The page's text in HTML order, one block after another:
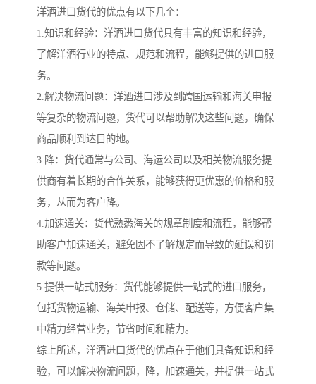
洋酒进口货代的优点有以下几个：
1.知识和经验：洋酒进口货代具有丰富的知识和经验，
了解洋酒行业的特点、规范和流程，能够提供的进口服
务。
2.解决物流问题：洋酒进口涉及到跨国运输和海关申报
等复杂的物流问题，货代可以帮助解决这些问题，确保
商品顺利到达目的地。
3.降：货代通常与公司、海运公司以及相关物流服务提
供商有着长期的合作关系，能够获得更优惠的价格和服
务，从而为客户降。
4.加速通关：货代熟悉海关的规章制度和流程，能够帮
助客户加速通关，避免因不了解规定而导致的延误和罚
款等问题。
5.提供一站式服务：货代能够提供一站式的进口服务，
包括货物运输、海关申报、仓储、配送等，方便客户集
中精力经营业务，节省时间和精力。
综上所述，洋酒进口货代的优点在于他们具备知识和经
验，可以解决物流问题，降，加速通关，并提供一站式